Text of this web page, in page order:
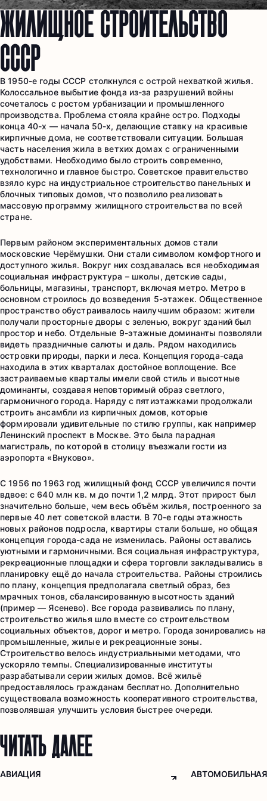
ЖИЛИЩНОЕ СТРОИТЕЛЬСТВО
СССР
В 1950-е годы СССР столкнулся с острой нехваткой жилья.
Колоссальное выбытие фонда из-за разрушений войны
сочеталось с ростом урбанизации и промышленного
производства. Проблема стояла крайне остро. Подходы
конца 40-х — начала 50-х, делающие ставку на красивые
кирпичные дома, не соответствовали ситуации. Большая
часть населения жила в ветхих домах с ограниченными
удобствами. Необходимо было строить современно,
технологично и главное быстро. Советское правительство
взяло курс на индустриальное строительство панельных и
блочных типовых домов, что позволило реализовать
массовую программу жилищного строительства по всей
стране.
Первым районом экспериментальных домов стали
московские Черёмушки. Они стали символом комфортного и
доступного жилья. Вокруг них создавалась вся необходимая
социальная инфраструктура – школы, детские сады,
больницы, магазины, транспорт, включая метро. Метро в
основном строилось до возведения 5-этажек. Общественное
пространство обустраивалось наилучшим образом: жители
получали просторные дворы с зеленью, вокруг зданий был
простор и небо. Отдельные 9-этажные доминанты позволяли
видеть праздничные салюты и даль. Рядом находились
островки природы, парки и леса. Концепция города-сада
находила в этих кварталах достойное воплощение. Все
застраиваемые кварталы имели свой стиль и высотные
доминанты, создавая неповторимый образ светлого,
гармоничного города. Наряду с пятиэтажками продолжали
строить ансамбли из кирпичных домов, которые
формировали удивительные по стилю группы, как например
Ленинский проспект в Москве. Это была парадная
магистраль, по которой в столицу въезжали гости из
аэропорта «Внуково».
С 1956 по 1963 год жилищный фонд СССР увеличился почти
вдвое: с 640 млн кв. м до почти 1,2 млрд. Этот прирост был
значительно больше, чем весь объём жилья, построенного за
первые 40 лет советской власти. В 70-е годы этажность
новых районов подросла, квартиры стали больше, но общая
концепция города-сада не изменилась. Районы оставались
уютными и гармоничными. Вся социальная инфраструктура,
рекреационные площадки и сфера торговли закладывались в
планировку ещё до начала строительства. Районы строились
по плану, концепция предполагала светлый образ, без
мрачных тонов, сбалансированную высотность зданий
(пример — Ясенево). Все города развивались по плану,
строительство жилья шло вместе со строительством
социальных объектов, дорог и метро. Города зонировались на
промышленные, жилые и рекреационные зоны.
Строительство велось индустриальными методами, что
ускоряло темпы. Специализированные институты
разрабатывали серии жилых домов. Всё жильё
предоставлялось гражданам бесплатно. Дополнительно
существовала возможность кооперативного строительства,
позволявшая улучшить условия быстрее очереди.
ЧИТАТЬ ДАЛЕЕ
АВИАЦИЯ